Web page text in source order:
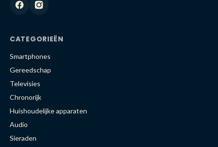
CATEGORIEËN
Smartphones
Gereedschap
Televisies
Chronorijk
Huishoudelijke apparaten
Audio
Sieraden